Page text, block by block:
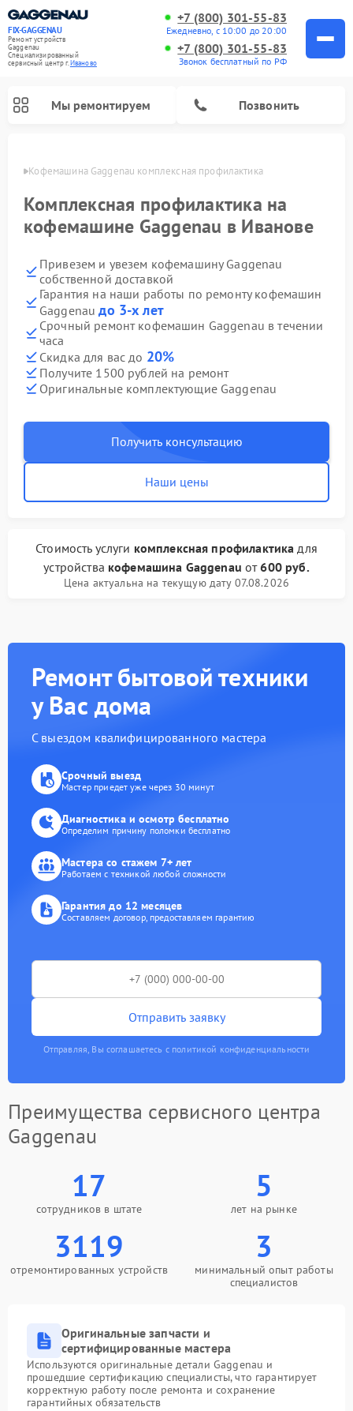
FIX-GAGGENAU
Ремонт устройств
Gaggenau
Специализированный
cервисный центр г.Иваново
+7 (800) 301-55-83
Ежедневно, с 10:00 до 20:00
+7 (800) 301-55-83
Звонок бесплатный по РФ
Мы ремонтируем Позвонить
Кофемашина Gaggenau комплексная профилактика
Комплексная профилактика на
кофемашине Gaggenau в Иванове
Привезем и увезем кофемашину Gaggenau
собственной доставкой
Гарантия на наши работы по ремонту кофемашин
Gaggenauдо 3-х лет
Срочный ремонт кофемашин Gaggenau в течении
часа
Скидка для вас до 20%
Получите 1500 рублей на ремонт
Оригинальные комплектующие Gaggenau
Получить консультацию
Наши цены
Стоимость услуги комплексная профилактика для
устройства кофемашина Gaggenau от600 руб.
Цена актуальна на текущую дату 07.08.2026
Ремонт бытовой техники
у Вас дома
С выездом квалифицированного мастера
Срочный выезд
Мастер приедет уже через 30 минут
Диагностика и осмотр бесплатно
Определим причину поломки бесплатно
Мастера со стажем 7+ лет
Работаем с техникой любой сложности
Гарантия до 12 месяцев
Составляем договор, предоставляем гарантию
Отправить заявку
Отправляя, Вы соглашаетесь с политикой конфиденциальности
Преимущества сервисного центра
Gaggenau
17
сотрудников в штате
5
лет на рынке
3119
отремонтированных устройств
3
минимальный опыт работы
специалистов
Оригинальные запчасти и
сертифицированные мастера
Используются оригинальные детали Gaggenau и
прошедшие сертификацию специалисты, что гарантирует
корректную работу после ремонта и сохранение
гарантийных обязательств